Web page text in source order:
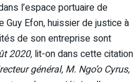
l’espace portuaire de
Guy Efon, huissier de justice à
de son entreprise sont
2020, lit-on dans cette citation
général, M. Ngo’o Cyrus,